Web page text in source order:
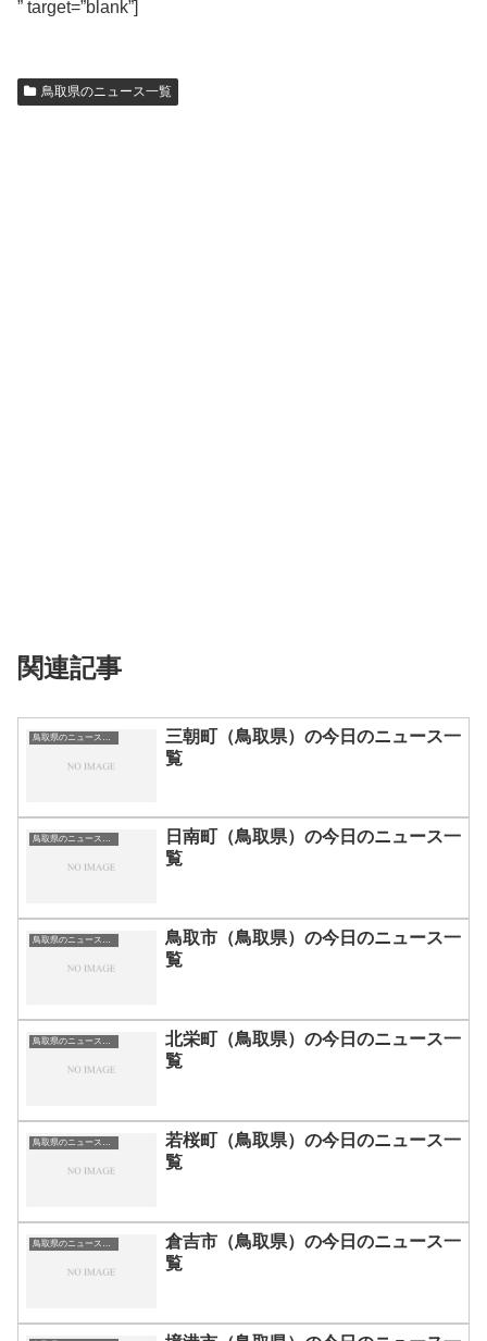
” target=”blank”]
鳥取県のニュース一覧
関連記事
鳥取県のニュース一覧
三朝町（鳥取県）の今日のニュース一
覧
鳥取県のニュース一覧
日南町（鳥取県）の今日のニュース一
覧
鳥取県のニュース一覧
鳥取市（鳥取県）の今日のニュース一
覧
鳥取県のニュース一覧
北栄町（鳥取県）の今日のニュース一
覧
鳥取県のニュース一覧
若桜町（鳥取県）の今日のニュース一
覧
鳥取県のニュース一覧
倉吉市（鳥取県）の今日のニュース一
覧